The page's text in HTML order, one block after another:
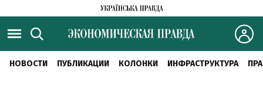
НОВОСТИ ПУБЛИКАЦИИ КОЛОНКИ ИНФРАСТРУКТУРА